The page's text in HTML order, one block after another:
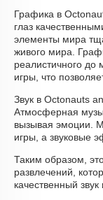
Графика в
глаз
элементы мира
живого мира.
реалистичного до
игры, что
Звук в Octonauts
Атмосферная
вызывая эмоции.
игры, а звуковые
Таким образом,
развлечений,
качественный